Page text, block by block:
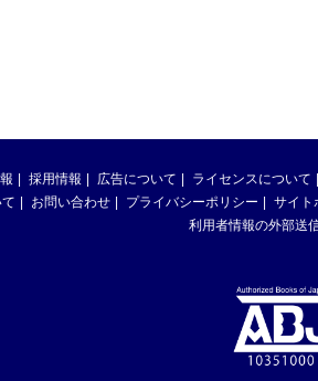
採用情報 広告について ライセンスについて
お問い合わせ プライバシーポリシー サイト
利用者情報の外部送